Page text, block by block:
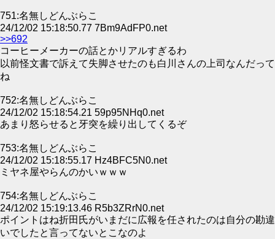
751:名無しどんぶらこ
24/12/02 15:18:50.77 7Bm9AdFP0.net
>>692
コーヒーメーカーの話とかリアルすぎるわ
以前怪文書で訴えて失脚させたのも白川さんの上司なんだって
ね
752:名無しどんぶらこ
24/12/02 15:18:54.21 59p95NHq0.net
あまり怒らせると牙突を繰り出してくるぞ
753:名無しどんぶらこ
24/12/02 15:18:55.17 Hz4BFC5N0.net
ミヤネ屋やらんのかいｗｗｗ
754:名無しどんぶらこ
24/12/02 15:19:13.46 R5b3ZRrN0.net
ポイントはね折田氏がいまだに広報を任されたのは自分の勘違
いでしたと言ってないとこなのよ